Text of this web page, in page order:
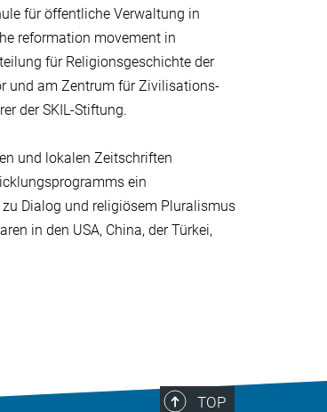
für öffentliche Verwaltung in
reformation movement in
für Religionsgeschichte der
und am Zentrum für Zivilisations-
der SKIL-Stiftung.
und lokalen Zeitschriften
ein
Dialog und religiösem Pluralismus
in den USA, China, der Türkei,
TOP